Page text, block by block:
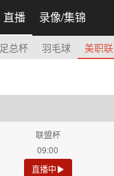
直播 录像/集锦
足总杯 羽毛球 美职联
联盟杯
09:00
直播中